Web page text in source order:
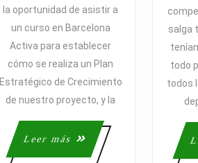
HEMOS
SENTADO
UNAS
NUEVAS
BASES
;)
la oportunidad de asistir a
un curso en Barcelona
Activa para establecer
cómo se realiza un Plan
Estratégico de Crecimiento
de nuestro proyecto, y la
Leer más
Leer
más
salga
todo
todos